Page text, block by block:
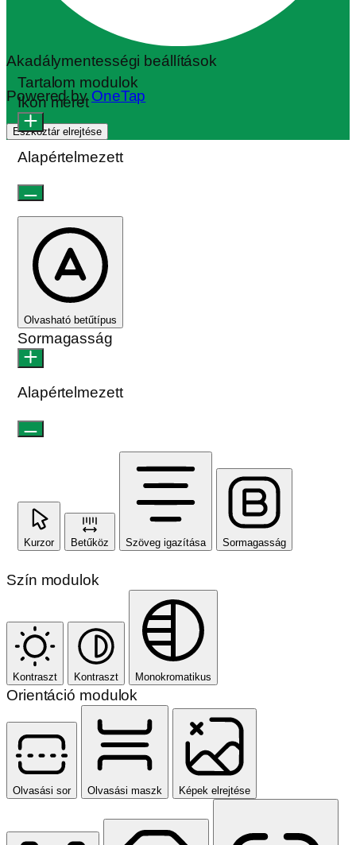
Akadálymentességi beállítások
Powered byOneTap
Eszköztár elrejtése
Tartalom modulok
Ikon méret
Alapértelmezett
Olvasható betűtípus
Sormagasság
Alapértelmezett
Kurzor Betűköz Szöveg igazítása Sormagasság
Szín modulok
Kontraszt Kontraszt Monokromatikus
Orientáció modulok
Olvasási sor Olvasási maszk Képek elrejtése